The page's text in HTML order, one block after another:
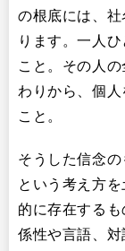
の根底には、
ります。一人
こと。その人
わりから、個
こと。
そうした信念
という考え方
的に存在する
係性や言語、